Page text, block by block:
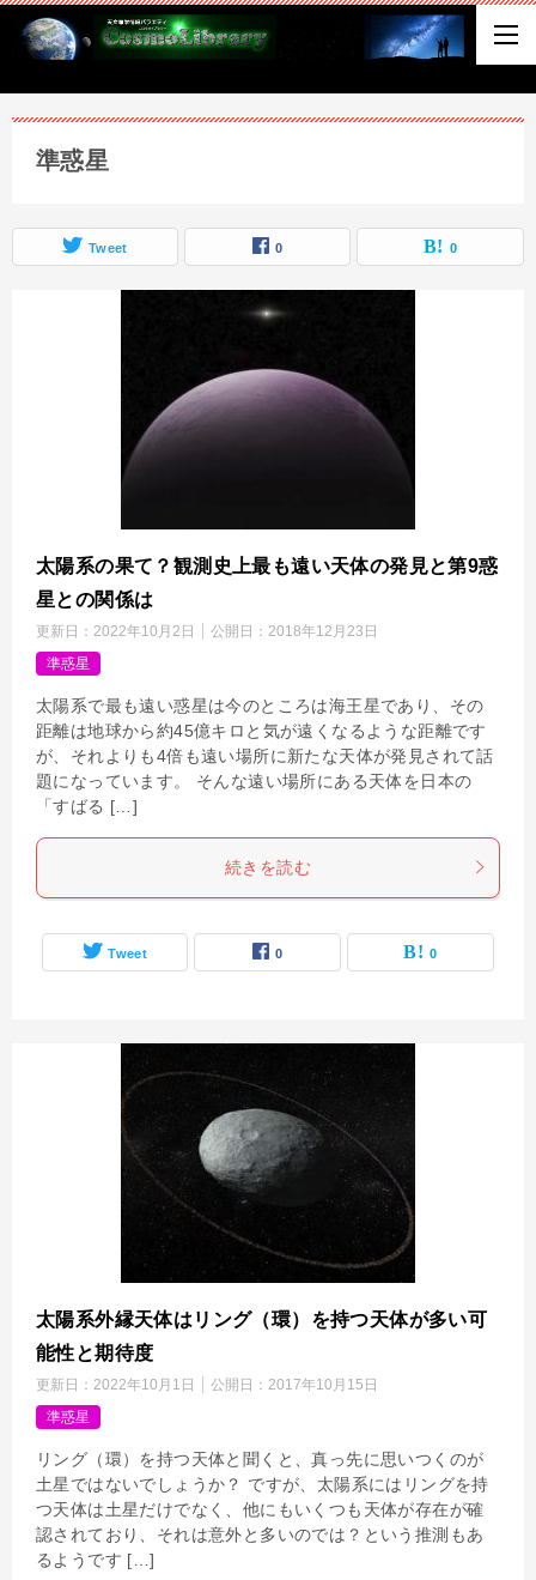
準惑星
Tweet 0 0
太陽系の果て？観測史上最も遠い天体の発見と第9惑
星との関係は
更新日： 2022年10月2日 公開日： 2018年12月23日
準惑星
太陽系で最も遠い惑星は今のところは海王星であり、その
距離は地球から約45億キロと気が遠くなるような距離です
が、それよりも4倍も遠い場所に新たな天体が発見されて話
題になっています。 そんな遠い場所にある天体を日本の
「すばる […]
続きを読む
Tweet 0 0
太陽系外縁天体はリング（環）を持つ天体が多い可
能性と期待度
更新日： 2022年10月1日 公開日： 2017年10月15日
準惑星
リング（環）を持つ天体と聞くと、真っ先に思いつくのが
土星ではないでしょうか？ ですが、太陽系にはリングを持
つ天体は土星だけでなく、他にもいくつも天体が存在が確
認されており、それは意外と多いのでは？という推測もあ
るようです […]